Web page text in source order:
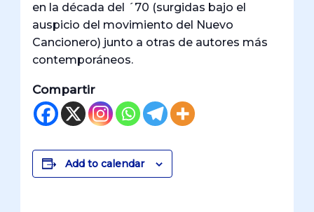
en la década del ´70 (surgidas bajo el
auspicio del movimiento del Nuevo
Cancionero) junto a otras de autores más
contemporáneos.
Compartir
Add to calendar